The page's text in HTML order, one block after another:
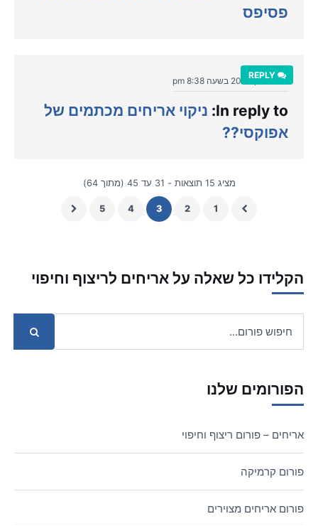
פסיפס
REPLY
יולי 10, 2020 בשעה 8:38 pm
In reply to: ניקוי אריחים מכתמים של
אפוקסי??
מציג 15 תוצאות - 31 עד 45 (מתוך 64)
1
2
3
4
5
הקלידו כל שאלה על אריחים לריצוף וחיפוי
הפורומים שלנו
אריחים – פורום ריצוף וחיפוי
פורום קרמיקה
פורום אריחים מצוירים